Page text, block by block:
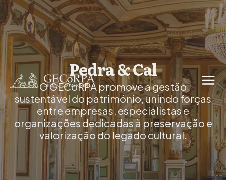
Pedra & Cal
O GECoRPA promove a gestão
sustentável do património, unindo forças
entre empresas, especialistas e
organizações dedicadas à preservação e
valorização do legado cultural.